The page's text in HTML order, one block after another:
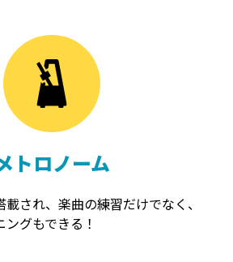
トロノーム
され、楽曲の練習だけでなく、
グもできる！